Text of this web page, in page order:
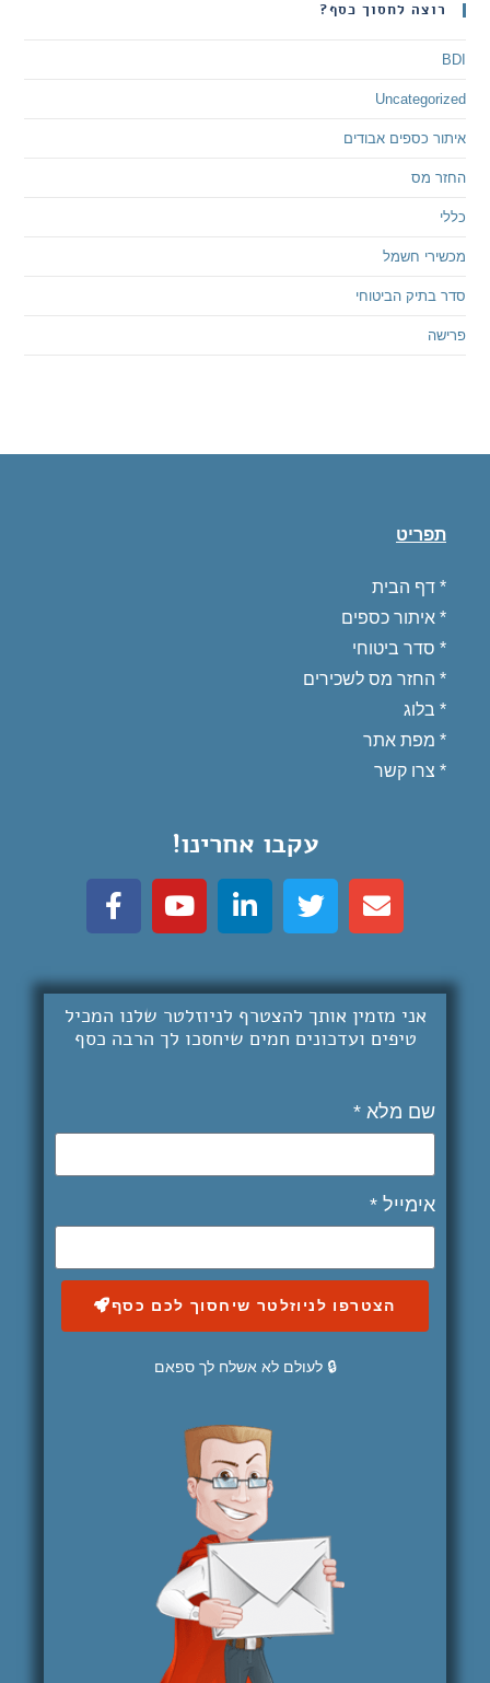
רוצה לחסוך כסף?
BDI
Uncategorized
איתור כספים אבודים
החזר מס
כללי
מכשירי חשמל
סדר בתיק הביטוחי
פרישה
תפריט
* דף הבית
* איתור כספים
* סדר ביטוחי
* החזר מס לשכירים
* בלוג
* מפת אתר
* צרו קשר
עקבו אחרינו!
אני מזמין אותך להצטרף לניוזלטר שלנו המכיל
טיפים ועדכונים חמים שיחסכו לך הרבה כסף
שם מלא *
אימייל *
הצטרפו לניוזלטר שיחסוך לכם כסף
🔒 לעולם לא אשלח לך ספאם